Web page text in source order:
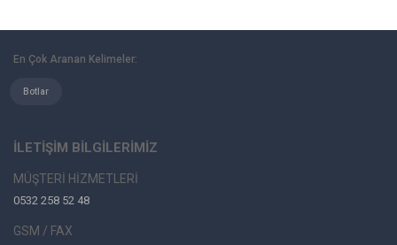
En Çok Aranan Kelimeler:
Botlar
İLETİŞİM BİLGİLERİMİZ
MÜŞTERİ HİZMETLERİ
0532 258 52 48
GSM / FAX